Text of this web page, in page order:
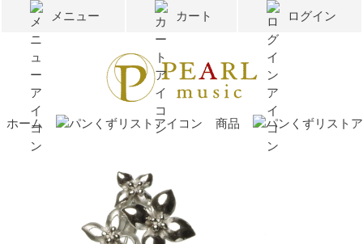
メニュー カート ログイン
ホーム 商品